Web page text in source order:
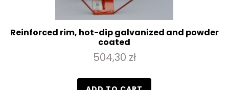
Reinforced rim, hot-dip galvanized and powder
coated
504,30 zł